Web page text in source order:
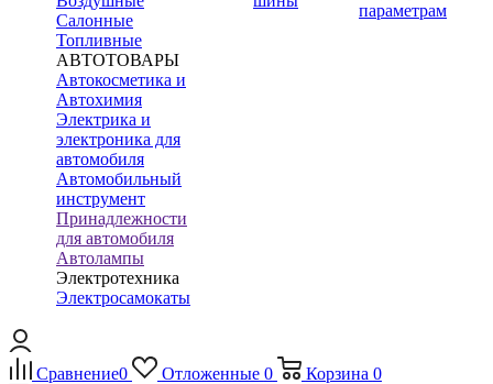
Салонные
Топливные
АВТОТОВАРЫ
Автокосметика и
Автохимия
Электрика и
электроника для
автомобиля
Автомобильный
инструмент
Принадлежности
для автомобиля
Автолампы
Электротехника
Электросамокаты
параметрам
Сравнение0 Отложенные 0 Корзина 0